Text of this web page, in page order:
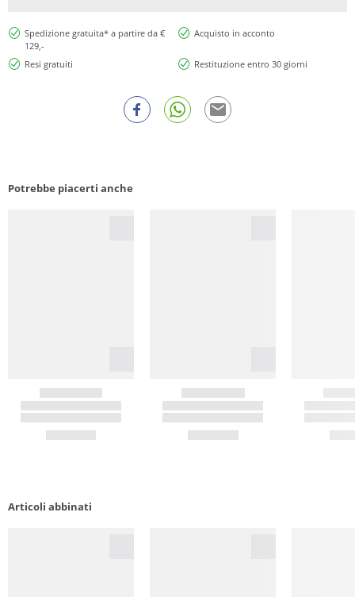
Spedizione gratuita* a partire da €
129,-
Acquisto in acconto
Resi gratuiti Restituzione entro 30 giorni
Potrebbe piacerti anche
Articoli abbinati